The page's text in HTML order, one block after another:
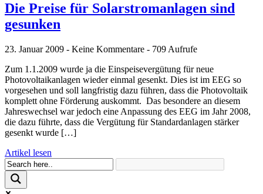
Die Preise für Solarstromanlagen sind
gesunken
23. Januar 2009 - Keine Kommentare - 709 Aufrufe
Zum 1.1.2009 wurde ja die Einspeisevergütung für neue
Photovoltaikanlagen wieder einmal gesenkt. Dies ist im EEG so
vorgesehen und soll langfristig dazu führen, dass die Photovoltaik
komplett ohne Förderung auskommt. Das besondere an diesem
Jahreswechsel war jedoch eine Anpassung des EEG im Jahr 2008,
die dazu führte, dass die Vergütung für Standardanlagen stärker
gesenkt wurde […]
Artikel lesen